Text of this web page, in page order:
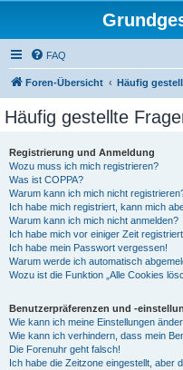
FAQ
Foren-Übersicht Häufig
Häufig gestellte
Registrierung und Anmeldung
Wozu muss ich mich registrieren?
Was ist COPPA?
Warum kann ich mich nicht
Ich habe mich registriert, kann mich
Warum kann ich mich nicht anmelden?
Ich habe mich vor einiger Zeit
Ich habe mein Passwort vergessen!
Warum werde ich automatisch
Wozu ist die Funktion „Alle Cookies
Benutzerpräferenzen und -
Wie kann ich meine Einstellungen
Wie kann ich verhindern, dass mein
Die Forenuhr geht falsch!
Ich habe die Zeitzone eingestellt, aber